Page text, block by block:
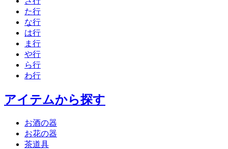
た行
な行
は行
ま行
や行
ら行
わ行
アイテムから探す
お酒の器
お花の器
茶道具